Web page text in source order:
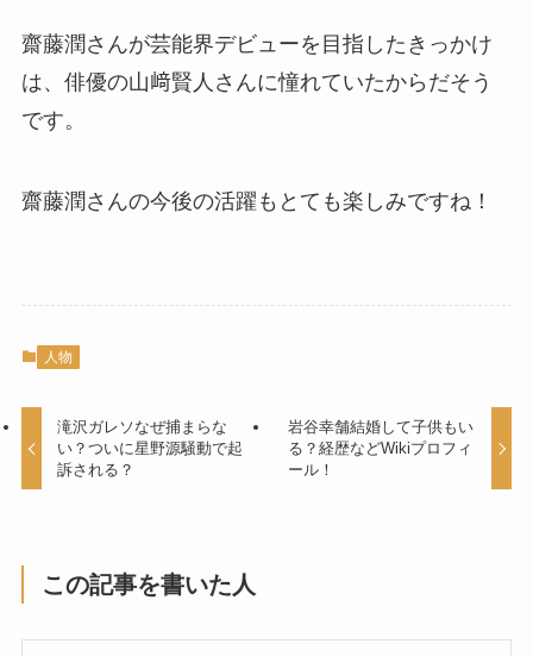
齋藤潤さんが芸能界デビューを目指したきっかけ
は、俳優の山﨑賢人さんに憧れていたからだそう
です。
齋藤潤さんの今後の活躍もとても楽しみですね！
人物
滝沢ガレソなぜ捕まらな
い？ついに星野源騒動で起
訴される？
岩谷幸舗結婚して子供もい
る？経歴などWikiプロフィ
ール！
この記事を書いた人